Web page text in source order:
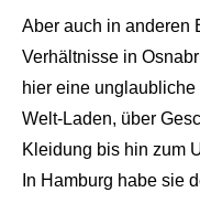
Aber auch in anderen
Verhältnisse in
hier eine
Welt-Laden, über
Kleidung bis hin zum
In Hamburg habe sie